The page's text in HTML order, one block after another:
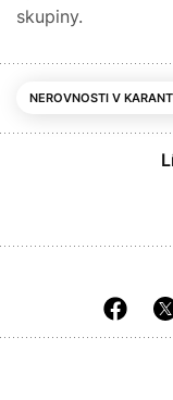
skupiny.
NEROVNOSTI V